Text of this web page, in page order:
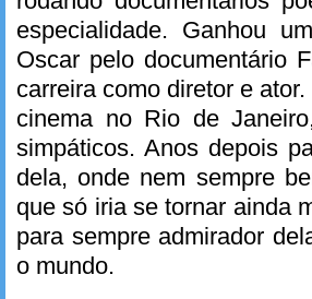
especialidade. Ganhou
Oscar pelo documentário
carreira como diretor e
cinema no Rio de
simpáticos. Anos depois
dela, onde nem sempre
que só iria se tornar ainda
para sempre admirador
o mundo.